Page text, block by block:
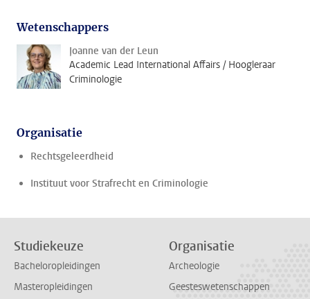
Wetenschappers
Joanne van der Leun
Academic Lead International Affairs / Hoogleraar
Criminologie
Organisatie
Rechtsgeleerdheid
Instituut voor Strafrecht en Criminologie
Studiekeuze
Bacheloropleidingen
Masteropleidingen
Organisatie
Archeologie
Geesteswetenschappen